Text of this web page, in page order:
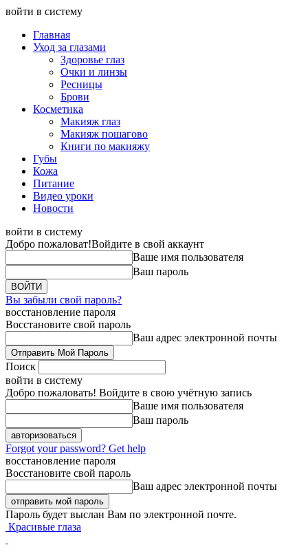
войти в систему
Главная
Уход за глазами
Здоровье глаз
Очки и линзы
Ресницы
Брови
Косметика
Макияж глаз
Макияж пошагово
Книги по макияжу
Губы
Кожа
Питание
Видео уроки
Новости
войти в систему
Добро пожаловат!Войдите в свой аккаунт
Ваше имя пользователя
Ваш пароль
Вы забыли свой пароль?
восстановление пароля
Восстановите свой пароль
Ваш адрес электронной почты
Поиск
войти в систему
Добро пожаловать! Войдите в свою учётную запись
Ваше имя пользователя
Ваш пароль
Forgot your password? Get help
восстановление пароля
Восстановите свой пароль
Ваш адрес электронной почты
Пароль будет выслан Вам по электронной почте.
Красивые глаза